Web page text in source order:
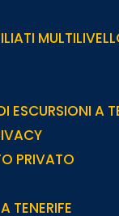
ESCURSIONI A
PRIVATO
TENERIFE